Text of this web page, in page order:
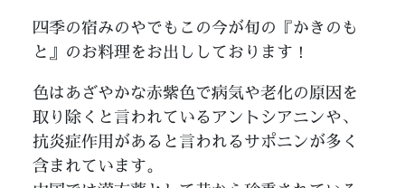
四季の宿みのやでもこの今が旬の『かきのも
と』のお料理をお出ししております！
色はあざやかな赤紫色で病気や老化の原因を
取り除くと言われているアントシアニンや、
抗炎症作用があると言われるサポニンが多く
含まれています。